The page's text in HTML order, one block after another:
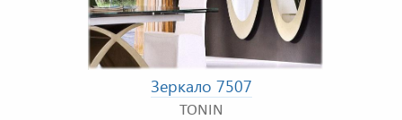
Зеркало 7507
TONIN